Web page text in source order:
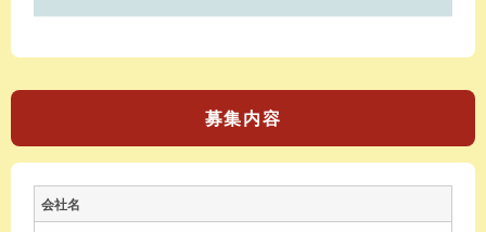
募集内容
会社名